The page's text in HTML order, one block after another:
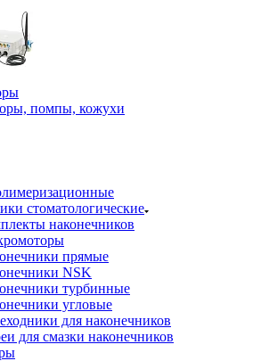
помпы, кожухи
стоматологические
наконечников
прямые
NSK
турбинные
угловые
для наконечников
для смазки наконечников